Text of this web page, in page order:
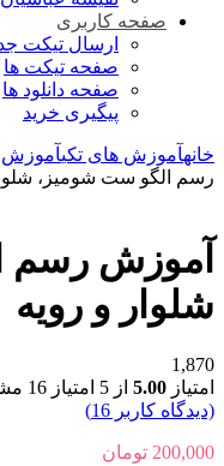
صفحه کاربری
ارسال تیکت
صفحه تیکت ها
صفحه دانلود ها
پیگیری خرید
خانهآموزش های تکیآموزش
رسم الگو ست شومیز،
آموزش رسم
شلوار و رویه
1,870
امتیاز 5.00 از 5 امتیاز 16
(دیدگاه کاربر 16
)
200,000 تومان